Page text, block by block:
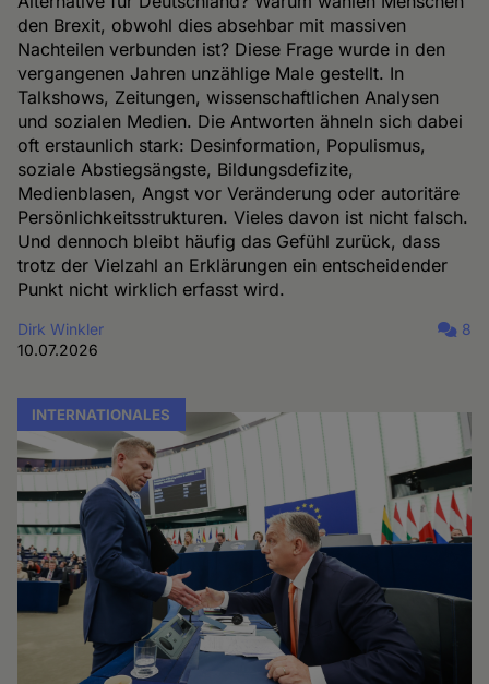
den Brexit, obwohl dies absehbar mit massiven
Nachteilen verbunden ist? Diese Frage wurde in den
vergangenen Jahren unzählige Male gestellt. In
Talkshows, Zeitungen, wissenschaftlichen Analysen
und sozialen Medien. Die Antworten ähneln sich dabei
oft erstaunlich stark: Desinformation, Populismus,
soziale Abstiegsängste, Bildungsdefizite,
Medienblasen, Angst vor Veränderung oder autoritäre
Persönlichkeitsstrukturen. Vieles davon ist nicht falsch.
Und dennoch bleibt häufig das Gefühl zurück, dass
trotz der Vielzahl an Erklärungen ein entscheidender
Punkt nicht wirklich erfasst wird.
Dirk Winkler
10.07.2026
8
INTERNATIONALES